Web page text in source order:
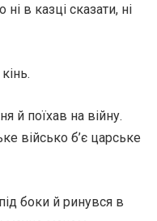
в казці сказати, ні
й поїхав на війну.
військо б’є царське
боки й ринувся в